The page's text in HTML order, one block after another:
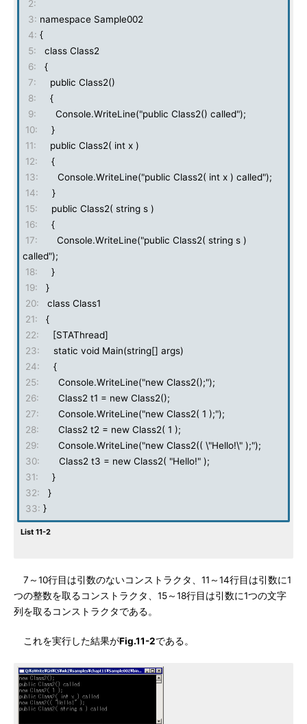
2:
3: namespace Sample002
4: {
5:
class Class2
6:
{
7:
public Class2()
8:
{
9:
Console.WriteLine("public Class2() called");
10:
}
11:
public Class2( int x )
12:
{
13:
Console.WriteLine("public Class2( int x ) called");
14:
}
15:
public Class2( string s )
16:
{
17:
Console.WriteLine("public Class2( string s )
called");
18:
}
19:
}
20:
class Class1
21:
{
22:
[STAThread]
23:
static void Main(string[] args)
24:
{
25:
Console.WriteLine("new Class2();");
26:
Class2 t1 = new Class2();
27:
Console.WriteLine("new Class2( 1 );");
28:
Class2 t2 = new Class2( 1 );
29:
Console.WriteLine("new Class2(( \"Hello!\" );");
30:
Class2 t3 = new Class2( "Hello!" );
31:
}
32:
}
33: }
List 11-2
7～10行目は引数のないコンストラクタ、11～14行目は引数に1
つの整数を取るコンストラクタ、15～18行目は引数に1つの文字
列を取るコンストラクタである。
これを実行した結果がFig.11-2である。